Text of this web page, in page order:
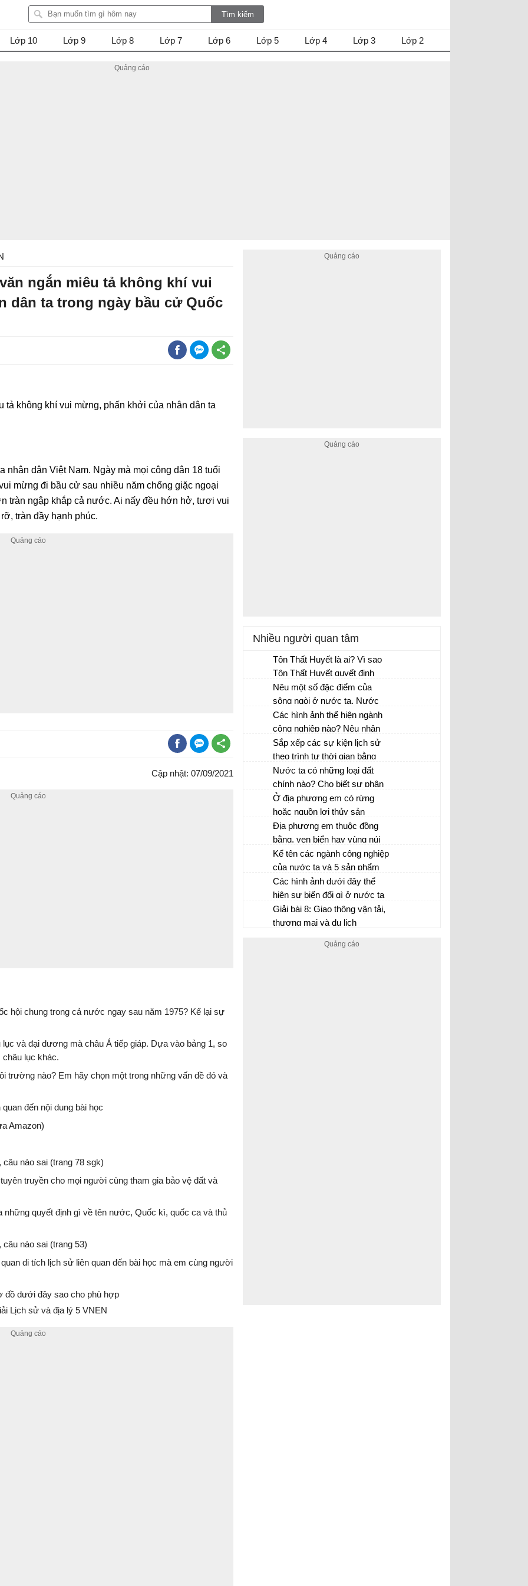
Lớp 10 Lớp 9 Lớp 8 Lớp 7 Lớp 6 Lớp 5 Lớp 4 Lớp 3 Lớp 2
ngắn miêu tả không khí vui
dân ta trong ngày bầu cử Quốc
tả không khí vui mừng, phấn khởi của nhân dân ta
nhân dân Việt Nam. Ngày mà mọi công dân 18 tuổi
mừng đi bầu cử sau nhiều năm chống giặc ngoại
tràn ngập khắp cả nước. Ai nấy đều hớn hở, tươi vui
tràn đầy hạnh phúc.
Cập nhật: 07/09/2021
hội chung trong cả nước ngay sau năm 1975? Kể lại sự
và đại dương mà châu Á tiếp giáp. Dựa vào bảng 1, so
lục khác.
trường nào? Em hãy chọn một trong những vấn đề đó và
đến nội dung bài học
Amazon)
nào sai (trang 78 sgk)
truyền cho mọi người cùng tham gia bảo vệ đất và
những quyết định gì về tên nước, Quốc kì, quốc ca và thủ
nào sai (trang 53)
di tích lịch sử liên quan đến bài học mà em cùng người
đồ dưới đây sao cho phù hợp
Lịch sử và địa lý 5 VNEN
Nhiều người quan tâm
Tôn Thất Huyết là ai? Vì sao
Tôn Thất Huyết quyết định
phản công quân Pháp ở kinh
thành Huế?
Nêu một số đặc điểm của
sông ngòi ở nước ta. Nước
sông lên xuống theo mùa có
những ảnh hưởng gì tới đời
sống và sản xuất của nhân
dân ta?
Các hình ảnh thể hiện ngành
công nghiệp nào? Nêu nhận
xét về số lượng ngành công
nghiệp nước ta Nêu vai trò
của ngành công nghiệp.
Sắp xếp các sự kiện lịch sử
theo trình tự thời gian bằng
cách đánh số 1, 2, 3, ... vào ô
trước mỗi sự kiện lịch sử đó
Nước ta có những loại đất
chính nào? Cho biết sự phân
bố của các loại đất đó. Cho
biết đặc điểm của hai loại đất
chính ở nước ta.
Ở địa phương em có rừng
hoặc nguồn lợi thủy sản
không? Nếu có, hãy nêu
những lợi ích mà rừng hoặc
nguồn lợi thủy sản đem lại cho
người dân ở địa phương.
Địa phương em thuộc đồng
bằng, ven biển hay vùng núi
trung du? Trong ba ngành kinh
tế vừa học, ngành nào là thế
mạnh của địa phương em?
Kể tên các ngành công nghiệp
của nước ta và 5 sản phẩm
của mỗi ngành (trừ điện).
Nhận xét về các ngành công
nghiệp của nước ta.
Các hình ảnh dưới đây thể
hiện sự biến đổi gì ở nước ta
đầu thế kỉ XX?
Giải bài 8: Giao thông vận tải,
thương mại và du lịch